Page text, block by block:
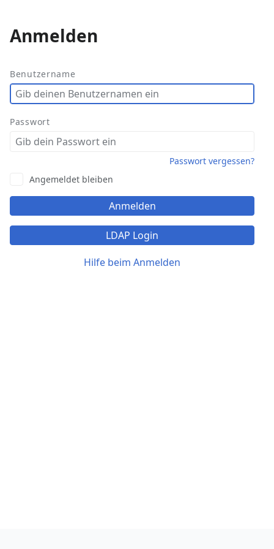
Anmelden
Benutzername
Passwort
Angemeldet bleiben
Anmelden
LDAP Login
Hilfe beim Anmelden
Passwort vergessen?